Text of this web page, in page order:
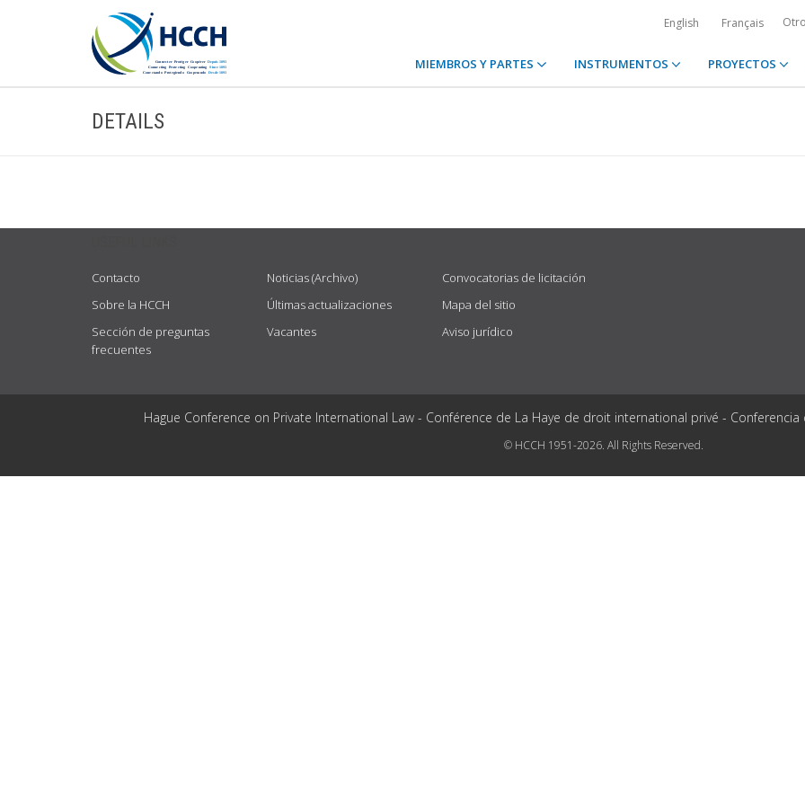
English Français
MIEMBROS Y PARTES INSTRUMENTOS PROYECTOS
DETAILS
Contacto
Sobre la HCCH
Sección de preguntas
frecuentes
Noticias (Archivo)
Últimas actualizaciones
Vacantes
Convocatorias de licitación
Mapa del sitio
Aviso jurídico
Hague Conference on Private International Law - Conférence de La Haye de droit international privé -
© HCCH 1951-2026. All Rights Reserved.